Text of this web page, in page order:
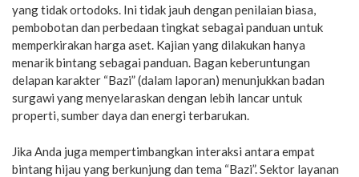
yang tidak ortodoks. Ini tidak jauh dengan penilaian biasa,
pembobotan dan perbedaan tingkat sebagai panduan untuk
memperkirakan harga aset. Kajian yang dilakukan hanya
menarik bintang sebagai panduan. Bagan keberuntungan
delapan karakter “Bazi” (dalam laporan) menunjukkan badan
surgawi yang menyelaraskan dengan lebih lancar untuk
properti, sumber daya dan energi terbarukan.
Jika Anda juga mempertimbangkan interaksi antara empat
bintang hijau yang berkunjung dan tema “Bazi”. Sektor layanan